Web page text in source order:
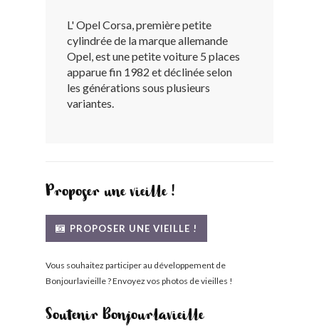
LES CONTRIBUTEURS
LE BLOG
BONJOURLAVIEILLE ?
COMMENT FONCTIONNE BLV ?
L' Opel Corsa, première petite
cylindrée de la marque allemande
Opel, est une petite voiture 5 places
apparue fin 1982 et déclinée selon
les générations sous plusieurs
variantes.
Proposer une vieille !
PROPOSER UNE VIEILLE !
Vous souhaitez participer au développement de
Bonjourlavieille ? Envoyez vos photos de vieilles !
Soutenir Bonjourlavieille